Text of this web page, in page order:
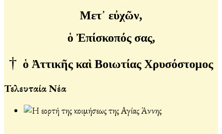
Μετ᾽ εὐχῶν,
ὁ Ἐπίσκοπός σας,
† ὁ Ἀττικῆς καὶ Βοιωτίας Χρυσόστομος
Τελευταία Νέα